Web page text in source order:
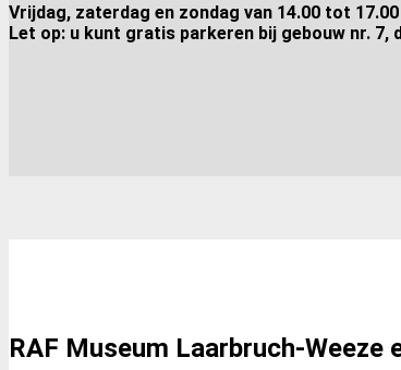
Vrijdag, zaterdag en zondag van 14.00 tot
Let op: u kunt gratis parkeren bij gebouw nr. 7,
RAF Museum Laarbruch-Weeze